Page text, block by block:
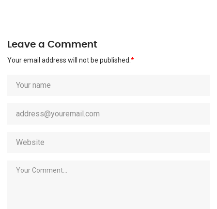
Leave a Comment
Your email address will not be published. *